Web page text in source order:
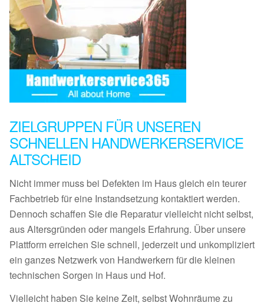
ZIELGRUPPEN FÜR UNSEREN
SCHNELLEN HANDWERKERSERVICE
ALTSCHEID
Nicht immer muss bei Defekten im Haus gleich ein teurer
Fachbetrieb für eine Instandsetzung kontaktiert werden.
Dennoch schaffen Sie die Reparatur vielleicht nicht selbst,
aus Altersgründen oder mangels Erfahrung. Über unsere
Plattform erreichen Sie schnell, jederzeit und unkompliziert
ein ganzes Netzwerk von Handwerkern für die kleinen
technischen Sorgen in Haus und Hof.
Vielleicht haben Sie keine Zeit, selbst Wohnräume zu